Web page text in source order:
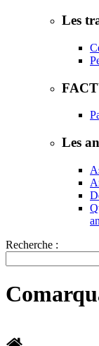
Les
Les
Recherche :